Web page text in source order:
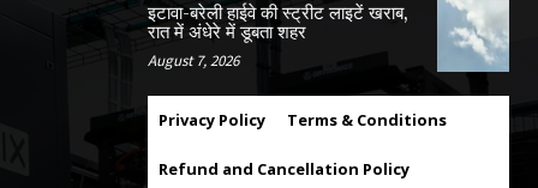
इटावा-बरेली हाईवे की स्ट्रीट लाइटें खराब,
रात में अंधेरे में डूबता शहर
August 7, 2026
Privacy Policy Terms & Conditions
Refund and Cancellation Policy